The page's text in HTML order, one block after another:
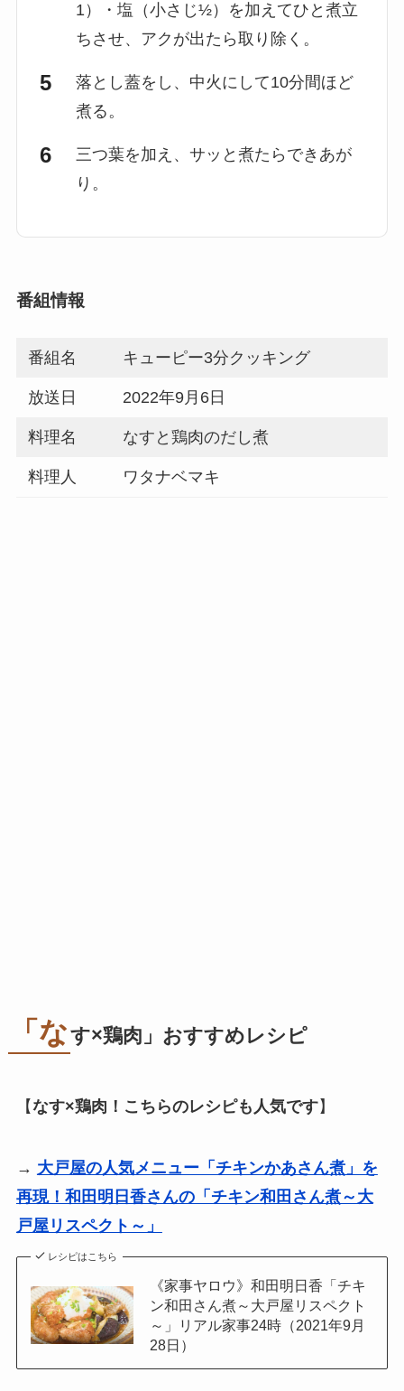
1）・塩（小さじ½）を加えてひと煮立
ちさせ、アクが出たら取り除く。
落とし蓋をし、中火にして10分間ほど
煮る。
三つ葉を加え、サッと煮たらできあが
り。
番組情報
番組名 キューピー3分クッキング
放送日 2022年9月6日
料理名 なすと鶏肉のだし煮
料理人 ワタナベマキ
「なす×鶏肉」おすすめレシピ
【なす×鶏肉！こちらのレシピも人気です】
→ 大戸屋の人気メニュー「チキンかあさん煮」を
再現！和田明日香さんの「チキン和田さん煮～大
戸屋リスペクト～」
レシピはこちら
《家事ヤロウ》和田明日香「チキ
ン和田さん煮～大戸屋リスペクト
～」リアル家事24時（2021年9月
28日）